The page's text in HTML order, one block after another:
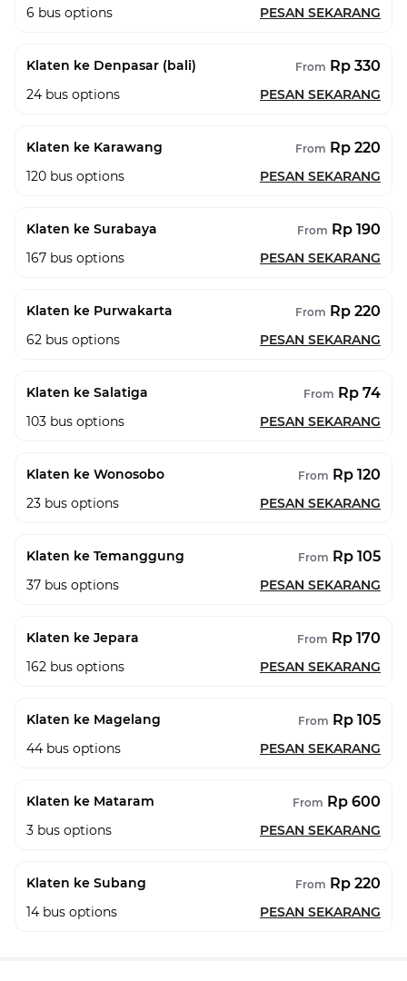
6 bus options PESAN SEKARANG
Klaten ke Denpasar (bali) From Rp 330
24 bus options PESAN SEKARANG
Klaten ke Karawang From Rp 220
120 bus options PESAN SEKARANG
Klaten ke Surabaya From Rp 190
167 bus options PESAN SEKARANG
Klaten ke Purwakarta From Rp 220
62 bus options PESAN SEKARANG
Klaten ke Salatiga From Rp 74
103 bus options PESAN SEKARANG
Klaten ke Wonosobo From Rp 120
23 bus options PESAN SEKARANG
Klaten ke Temanggung From Rp 105
37 bus options PESAN SEKARANG
Klaten ke Jepara From Rp 170
162 bus options PESAN SEKARANG
Klaten ke Magelang From Rp 105
44 bus options PESAN SEKARANG
Klaten ke Mataram From Rp 600
3 bus options PESAN SEKARANG
Klaten ke Subang From Rp 220
14 bus options PESAN SEKARANG